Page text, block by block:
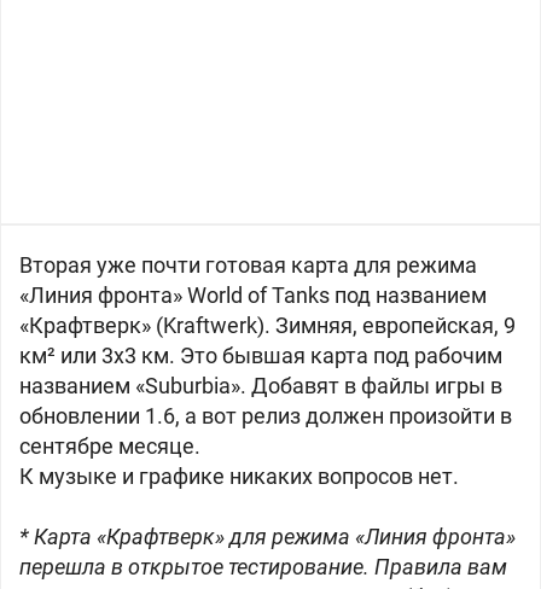
Вторая уже почти готовая карта для режима
«Линия фронта» World of Tanks под названием
«Крафтверк» (Kraftwerk). Зимняя, европейская, 9
км² или 3x3 км. Это бывшая карта под рабочим
названием «Suburbia». Добавят в файлы игры в
обновлении 1.6, а вот релиз должен произойти в
сентябре месяце.
К музыке и графике никаких вопросов нет.
* Карта «Крафтверк» для режима «Линия фронта»
перешла в открытое тестирование. Правила вам